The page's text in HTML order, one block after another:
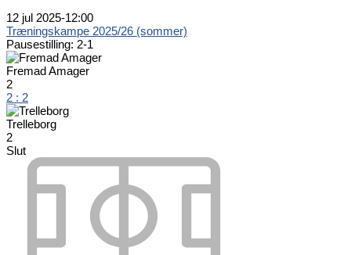
12 jul 2025-12:00
Træningskampe 2025/26 (sommer)
Pausestilling: 2-1
Fremad Amager
2
2 : 2
Trelleborg
2
Slut